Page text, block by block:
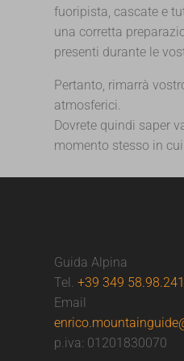
fuoripista, cascate e
una corretta
presenti durante le
Pertanto, rimarrà
atmosferici.
Dovrete quindi saper
momento stesso in
Guida Alpina
Tel.+39 349 58.98.241
Email
p.iva: 01201830070